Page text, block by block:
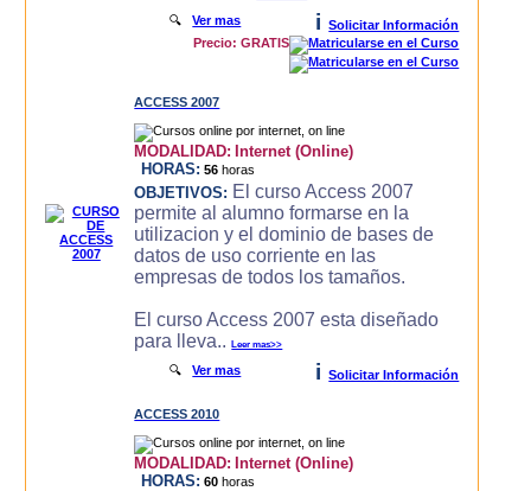
🔍Ver mas i
Solicitar Información
Precio: GRATIS
ACCESS 2007
MODALIDAD: Internet (Online)
HORAS: 56 horas
OBJETIVOS: El curso Access 2007
permite al alumno formarse en la
utilizacion y el dominio de bases de
datos de uso corriente en las
empresas de todos los tamaños.
El curso Access 2007 esta diseñado
para lleva..Leer mas>>
🔍Ver mas i Solicitar Información
ACCESS 2010
MODALIDAD: Internet (Online)
HORAS: 60 horas